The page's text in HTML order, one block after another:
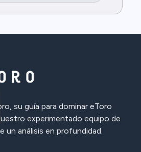
su guía para dominar eToro
experimentado equipo de
un análisis en profundidad.